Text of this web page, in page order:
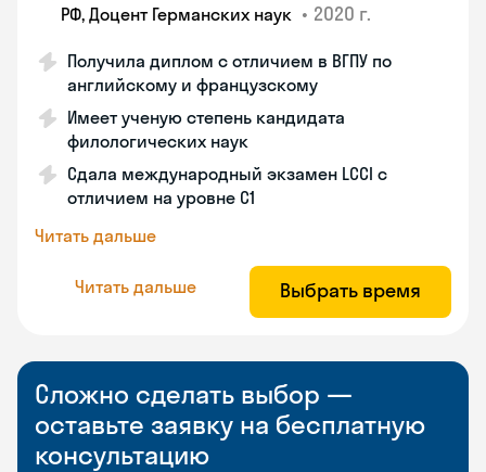
РФ, Доцент Германских наук • 2020 г.
Получила диплом с отличием в ВГПУ по
английскому и французскому
Имеет ученую степень кандидата
филологических наук
Сдала международный экзамен LCCI с
отличием на уровне C1
Читать дальше
Читать дальше Выбрать время
Сложно сделать выбор —
оставьте заявку на бесплатную
консультацию